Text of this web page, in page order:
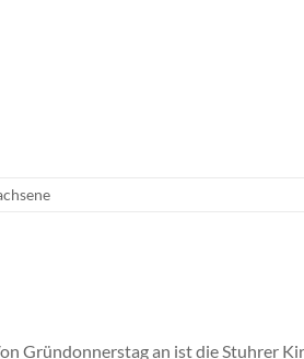
Gründonnerstag an ist die Stuhrer